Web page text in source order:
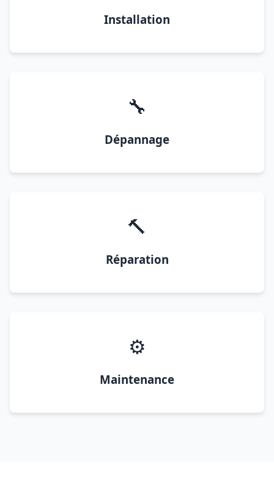
Installation
🔧
Dépannage
🔨
Réparation
⚙️
Maintenance